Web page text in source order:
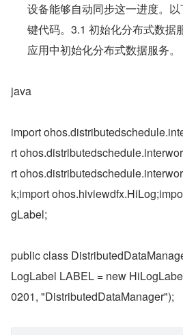
设备能够自动同步这一进度。
键代码。3.1 初始化分布式数据
应用中初始化分布式数据服务。
java
import
rt
rt
k;import
gLabel;
public class
LogLabel LABEL = new
0201, "DistributedDataManager");